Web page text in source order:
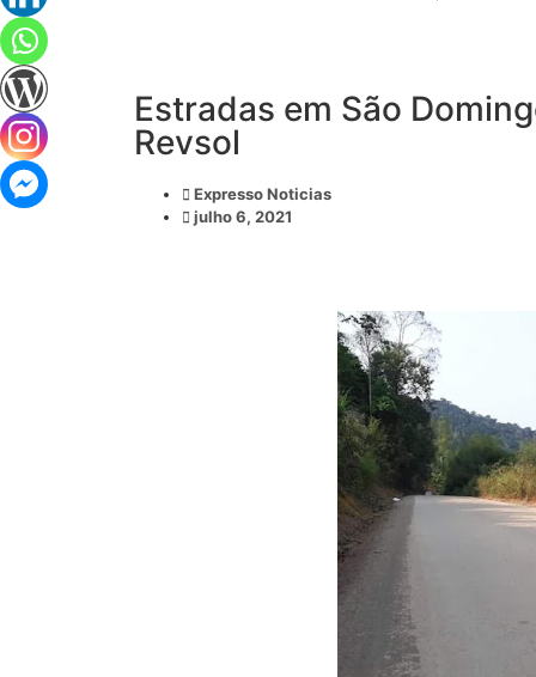
Estradas em São
Revsol
Expresso Noticias
julho 6, 2021